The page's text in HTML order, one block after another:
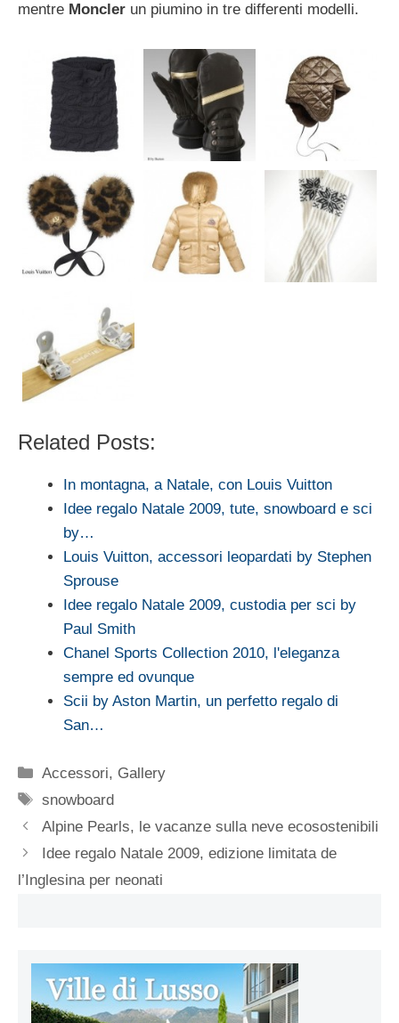
mentre Moncler un piumino in tre differenti modelli.
Related Posts:
In montagna, a Natale, con Louis Vuitton
Idee regalo Natale 2009, tute, snowboard e sci
by…
Louis Vuitton, accessori leopardati by Stephen
Sprouse
Idee regalo Natale 2009, custodia per sci by
Paul Smith
Chanel Sports Collection 2010, l'eleganza
sempre ed ovunque
Scii by Aston Martin, un perfetto regalo di
San…
Categorie
Accessori, Gallery
Tag
snowboard
Alpine Pearls, le vacanze sulla neve ecosostenibili
Idee regalo Natale 2009, edizione limitata de
l’Inglesina per neonati